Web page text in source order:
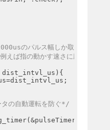
のパルス幅しか取らないが、
えば指の動かす速さに応じてア
dist_intvl_us) {
の自動運転を防ぐ*/